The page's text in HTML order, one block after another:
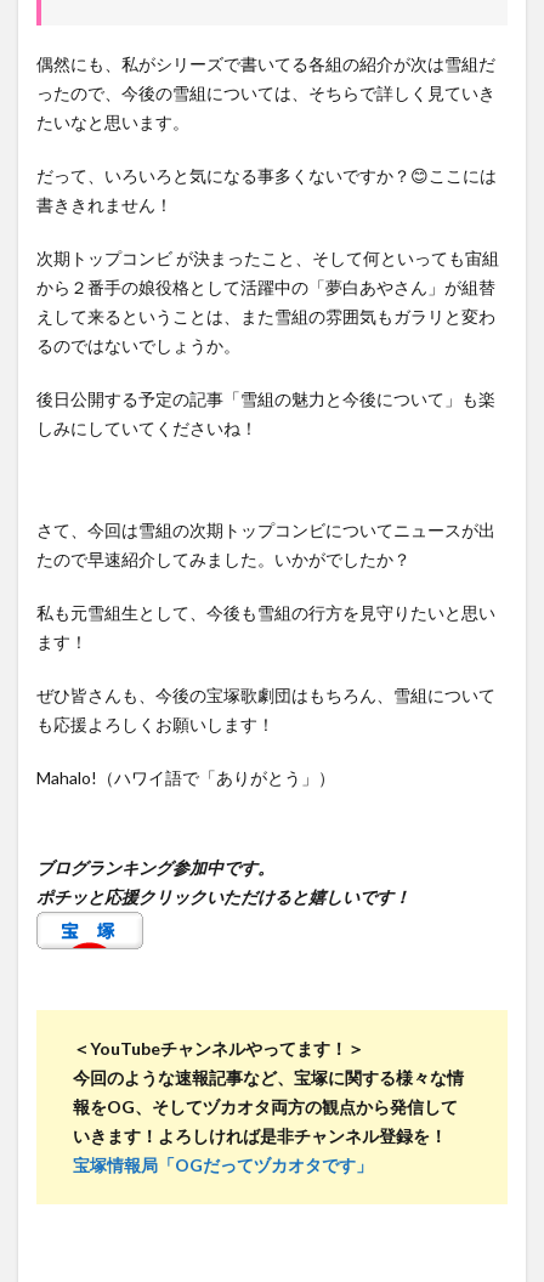
偶然にも、私がシリーズで書いてる各組の紹介が次は雪組だ
ったので、今後の雪組については、そちらで詳しく見ていき
たいなと思います。
だって、いろいろと気になる事多くないですか？😊ここには
書ききれません！
次期トップコンビ が決まったこと、そして何といっても宙組
から２番手の娘役格として活躍中の「夢白あやさん」が組替
えして来るということは、また雪組の雰囲気もガラリと変わ
るのではないでしょうか。
後日公開する予定の記事「雪組の魅力と今後について」も楽
しみにしていてくださいね！
さて、今回は雪組の次期トップコンビについてニュースが出
たので早速紹介してみました。いかがでしたか？
私も元雪組生として、今後も雪組の行方を見守りたいと思い
ます！
ぜひ皆さんも、今後の宝塚歌劇団はもちろん、雪組について
も応援よろしくお願いします！
Mahalo!（ハワイ語で「ありがとう」）
ブログランキング参加中です。
ポチッと応援クリックいただけると嬉しいです！
＜YouTubeチャンネルやってます！＞
今回のような速報記事など、宝塚に関する様々な情
報をOG、そしてヅカオタ両方の観点から発信して
いきます！よろしければ是非チャンネル登録を！
宝塚情報局「OGだってヅカオタです」